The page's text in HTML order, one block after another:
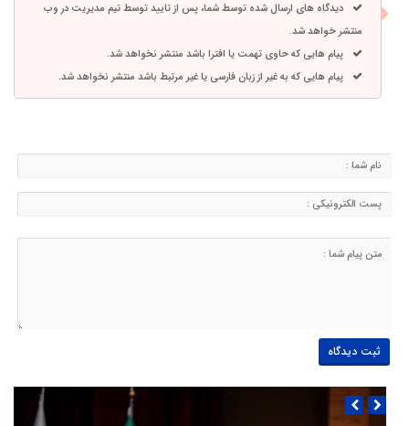
دیدگاه های ارسال شده توسط شما، پس از تایید توسط تیم مدیریت در وب
منتشر خواهد شد.
پیام هایی که حاوی تهمت یا افترا باشد منتشر نخواهد شد.
پیام هایی که به غیر از زبان فارسی یا غیر مرتبط باشد منتشر نخواهد شد.